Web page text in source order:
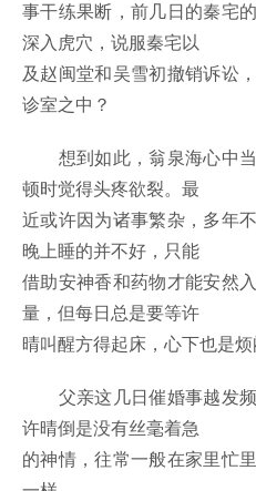
事干练果断，前几日的秦宅
深入虎穴，说服秦宅以
及赵闽堂和吴雪初撤销诉讼
诊室之中？
想到如此，翁泉海心中当
顿时觉得头疼欲裂。最
近或许因为诸事繁杂，多年
晚上睡的并不好，只能
借助安神香和药物才能安然
量，但每日总是要等许
晴叫醒方得起床，心下也是烦
父亲这几日催婚事越发频
许晴倒是没有丝毫着急
的神情，往常一般在家里忙